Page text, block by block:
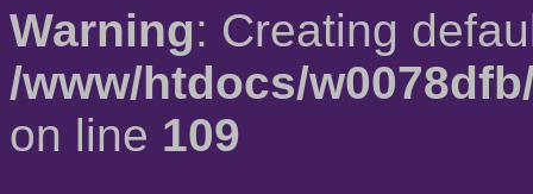
Warning: Creating
/www/htdocs/
on line 109